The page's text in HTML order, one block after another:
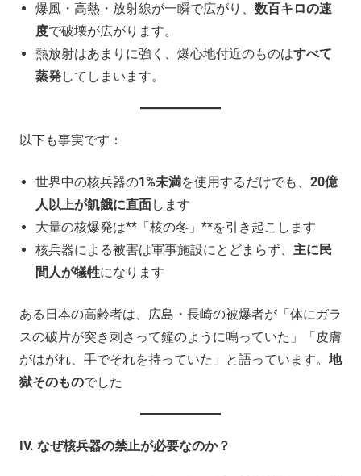
爆風・高熱・放射線が一瞬で広がり、 数百キロの速
度で破壊が広がります。
熱放射はあまりに強く、爆心地付近のものはすべて
蒸発してしまいます。
以下も事実です：
世界中の核兵器の1%未満を使用するだけでも、 20億
人以上が飢餓に直面します
大量の核爆発は**「核の冬」**を引き起こします
核兵器による被害は軍事施設にとどまらず、 主に民
間人が犠牲になります
ある日本の高齢者は、広島・長崎の被爆者が「体にガラ
スの破片が突き刺さって鐘のように鳴っていた」「皮膚
がはがれ、手でそれを持っていた」と語っています。 地
獄そのものでした
IV. なぜ核兵器の禁止が必要なのか？